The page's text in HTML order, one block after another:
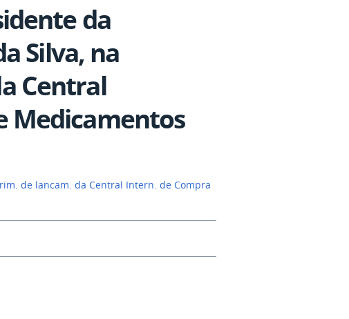
da
Silva, na
Central
Medicamentos
de lancam. da Central Intern. de Compra